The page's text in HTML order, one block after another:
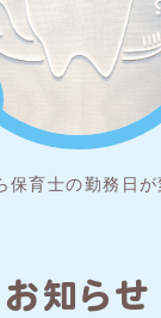
保育士の勤務日
お知らせ